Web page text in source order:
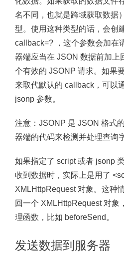
名不同，也就是跨域获取数据
型。使用这种类型的话，会创
callback=? ，这个参数会加在
器端应当在 JSON 数据前加上
个有效的 JSONP 请求。如果
来取代默认的 callback，可以
jsonp 参数。
注意： JSONP 是 JSON 格式
器端的代码来检测并处理查询
如果指定了 script 或者 jsonp
收到数据时，实际上是用了
XMLHttpRequest 对象。这种
回一个 XMLHttpRequest 对象
理函数，比如 beforeSend。
发送数据到服务器